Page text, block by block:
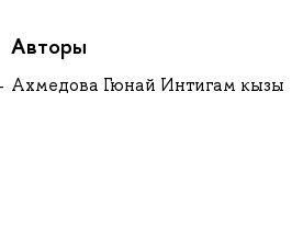
Авторы
Ахмедова Гюнай Интигам кызы